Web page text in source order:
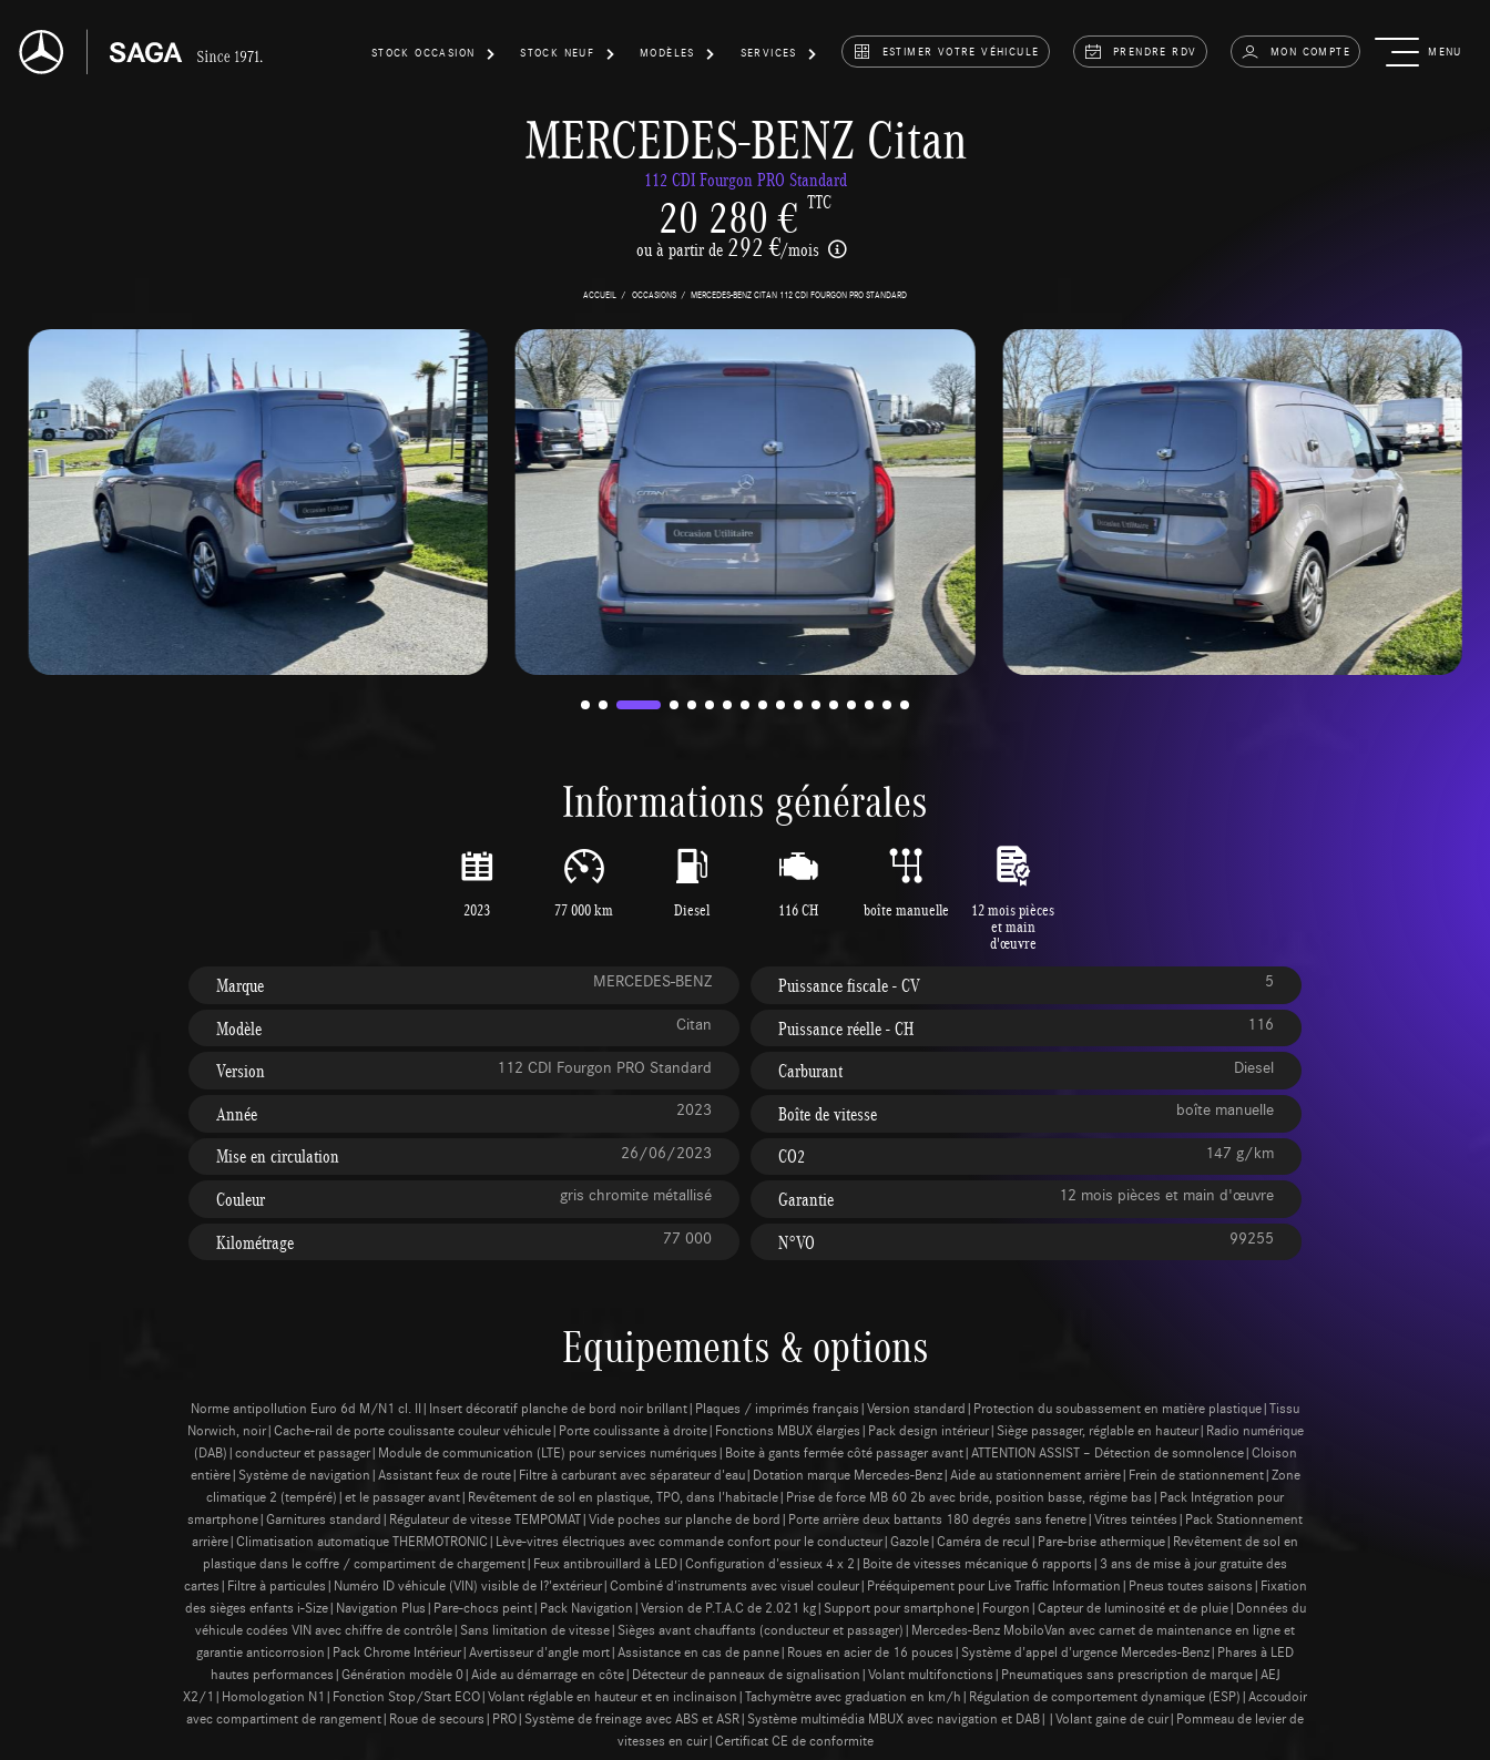
STOCK OCCASION STOCK NEUF MODÈLES SERVICES ESTIMER VOTRE VÉHICULE PRENDRE RDV MON COMPTE MENU
MERCEDES-BENZ Citan
112 CDI Fourgon PRO Standard
20 280 € TTC
ou à partir de 292 €/mois
ACCUEIL OCCASIONS MERCEDES-BENZ CITAN 112 CDI FOURGON PRO STANDARD
Informations générales
2023 77 000 km Diesel 116 CH boîte manuelle 12 mois pièces
et main
d'œuvre
Marque MERCEDES-BENZ
Modèle Citan
Version 112 CDI Fourgon PRO Standard
Année 2023
Mise en circulation 26/06/2023
Couleur gris chromite métallisé
Kilométrage 77 000
Puissance fiscale - CV 5
Puissance réelle - CH 116
Carburant Diesel
Boîte de vitesse boîte manuelle
CO2 147 g/km
Garantie 12 mois pièces et main d'œuvre
N°VO 99255
Equipements & options
Norme antipollution Euro 6d M/N1 cl. II|Insert décoratif planche de bord noir brillant|Plaques / imprimés français|Version standard|Protection du soubassement en matière plastique|Tissu
Norwich, noir|Cache-rail de porte coulissante couleur véhicule|Porte coulissante à droite|Fonctions MBUX élargies|Pack design intérieur|Siège passager, réglable en hauteur|Radio numérique
(DAB)|conducteur et passager|Module de communication (LTE) pour services numériques|Boite à gants fermée côté passager avant|ATTENTION ASSIST – Détection de somnolence|Cloison
entière|Système de navigation|Assistant feux de route|Filtre à carburant avec séparateur d'eau|Dotation marque Mercedes-Benz|Aide au stationnement arrière|Frein de stationnement|Zone
climatique 2 (tempéré)|et le passager avant|Revêtement de sol en plastique, TPO, dans l'habitacle|Prise de force MB 60 2b avec bride, position basse, régime bas|Pack Intégration pour
smartphone|Garnitures standard|Régulateur de vitesse TEMPOMAT|Vide poches sur planche de bord|Porte arrière deux battants 180 degrés sans fenetre|Vitres teintées|Pack Stationnement
arrière|Climatisation automatique THERMOTRONIC|Lève-vitres électriques avec commande confort pour le conducteur|Gazole|Caméra de recul|Pare-brise athermique|Revêtement de sol en
plastique dans le coffre / compartiment de chargement|Feux antibrouillard à LED|Configuration d'essieux 4 x 2|Boite de vitesses mécanique 6 rapports|3 ans de mise à jour gratuite des
cartes|Filtre à particules|Numéro ID véhicule (VIN) visible de l?'extérieur|Combiné d'instruments avec visuel couleur|Prééquipement pour Live Traffic Information|Pneus toutes saisons|Fixation
des sièges enfants i-Size|Navigation Plus|Pare-chocs peint|Pack Navigation|Version de P.T.A.C de 2.021 kg|Support pour smartphone|Fourgon|Capteur de luminosité et de pluie|Données du
véhicule codées VIN avec chiffre de contrôle|Sans limitation de vitesse|Sièges avant chauffants (conducteur et passager)|Mercedes-Benz MobiloVan avec carnet de maintenance en ligne et
garantie anticorrosion|Pack Chrome Intérieur|Avertisseur d'angle mort|Assistance en cas de panne|Roues en acier de 16 pouces|Système d'appel d'urgence Mercedes-Benz|Phares à LED
hautes performances|Génération modèle 0|Aide au démarrage en côte|Détecteur de panneaux de signalisation|Volant multifonctions|Pneumatiques sans prescription de marque|AEJ
X2/1|Homologation N1|Fonction Stop/Start ECO|Volant réglable en hauteur et en inclinaison|Tachymètre avec graduation en km/h|Régulation de comportement dynamique (ESP)|Accoudoir
avec compartiment de rangement|Roue de secours|PRO|Système de freinage avec ABS et ASR|Système multimédia MBUX avec navigation et DAB||Volant gaine de cuir|Pommeau de levier de
vitesses en cuir|Certificat CE de conformite